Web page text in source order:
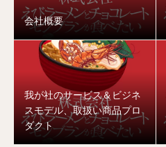
会社概要
我が社のサービス＆ビジネ
スモデル、取扱い商品プロ
ダクト